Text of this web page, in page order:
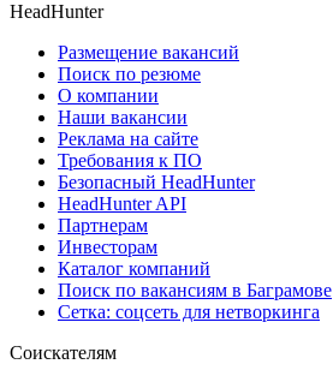
HeadHunter
Размещение вакансий
Поиск по резюме
О компании
Наши вакансии
Реклама на сайте
Требования к ПО
Безопасный HeadHunter
HeadHunter API
Партнерам
Инвесторам
Каталог компаний
Поиск по вакансиям в Баграмове
Сетка: соцсеть для нетворкинга
Соискателям